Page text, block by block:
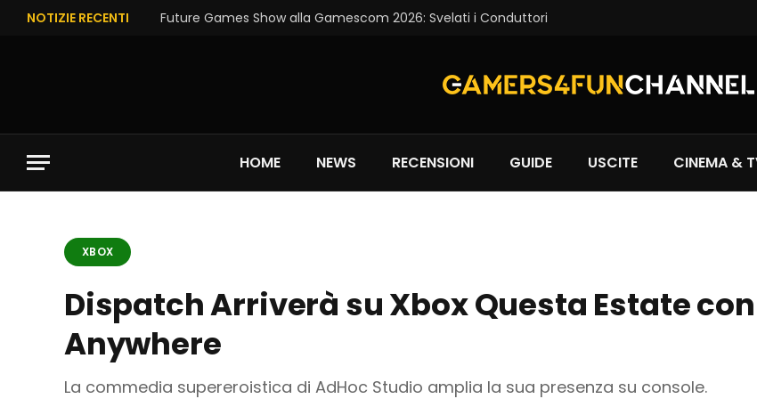
NOTIZIE RECENTI Future Games Show alla Gamescom 2026: Svelati i Conduttori
HOME NEWS RECENSIONI GUIDE USCITE CINEMA &
XBOX
Dispatch Arriverà su Xbox Questa Estate
Anywhere
La commedia supereroistica di AdHoc Studio amplia la sua presenza su console.